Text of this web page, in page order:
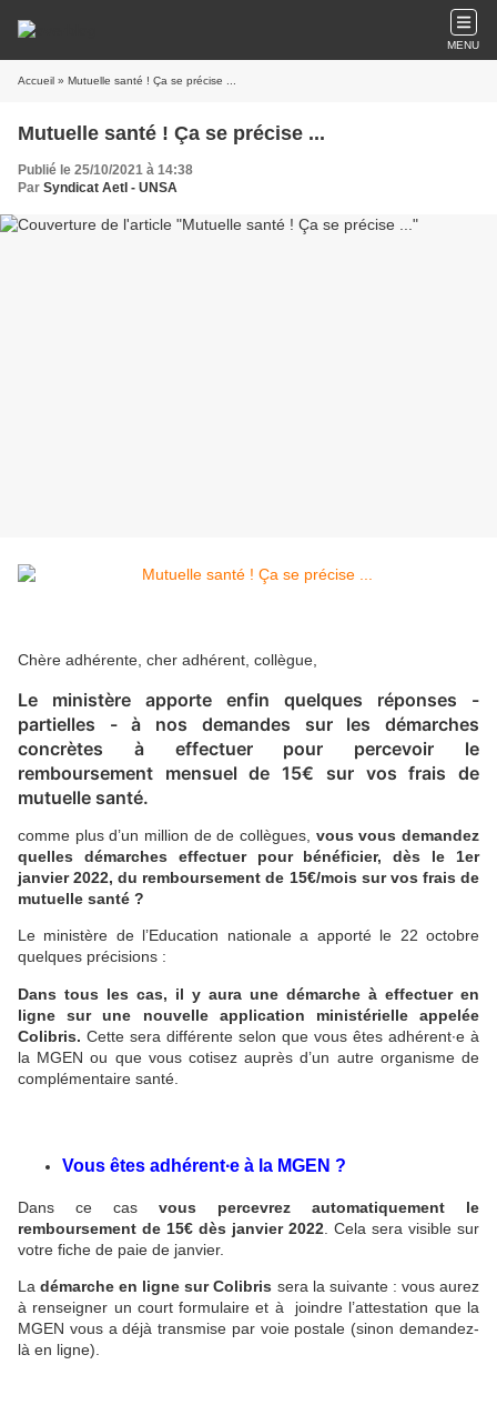
MENU
Accueil » Mutuelle santé ! Ça se précise ...
Mutuelle santé ! Ça se précise ...
Publié le 25/10/2021 à 14:38
Par Syndicat AetI - UNSA
Chère adhérente, cher adhérent, collègue,
Le ministère apporte enfin quelques réponses -
partielles - à nos demandes sur les démarches
concrètes à effectuer pour percevoir le
remboursement mensuel de 15€ sur vos frais de
mutuelle santé.
comme plus d’un million de de collègues, vous vous demandez
quelles démarches effectuer pour bénéficier, dès le 1er
janvier 2022, du remboursement de 15€/mois sur vos frais de
mutuelle santé ?
Le ministère de l’Education nationale a apporté le 22 octobre
quelques précisions :
Dans tous les cas, il y aura une démarche à effectuer en
ligne sur une nouvelle application ministérielle appelée
Colibris. Cette sera différente selon que vous êtes adhérent∙e à
la MGEN ou que vous cotisez auprès d’un autre organisme de
complémentaire santé.
Vous êtes adhérent∙e à la MGEN ?
Dans ce cas
vous percevrez automatiquement le
remboursement de 15€ dès janvier 2022 . Cela sera visible sur
votre fiche de paie de janvier.
La démarche en ligne sur Colibris sera la suivante : vous aurez
à renseigner un court formulaire et à joindre l’attestation que la
MGEN vous a déjà transmise par voie postale (sinon demandez-
là en ligne).